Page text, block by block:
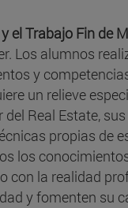
el Trabajo Fin de
Los alumnos
y
un relieve
Real Estate,
propias de
los
con la realidad
y fomenten su